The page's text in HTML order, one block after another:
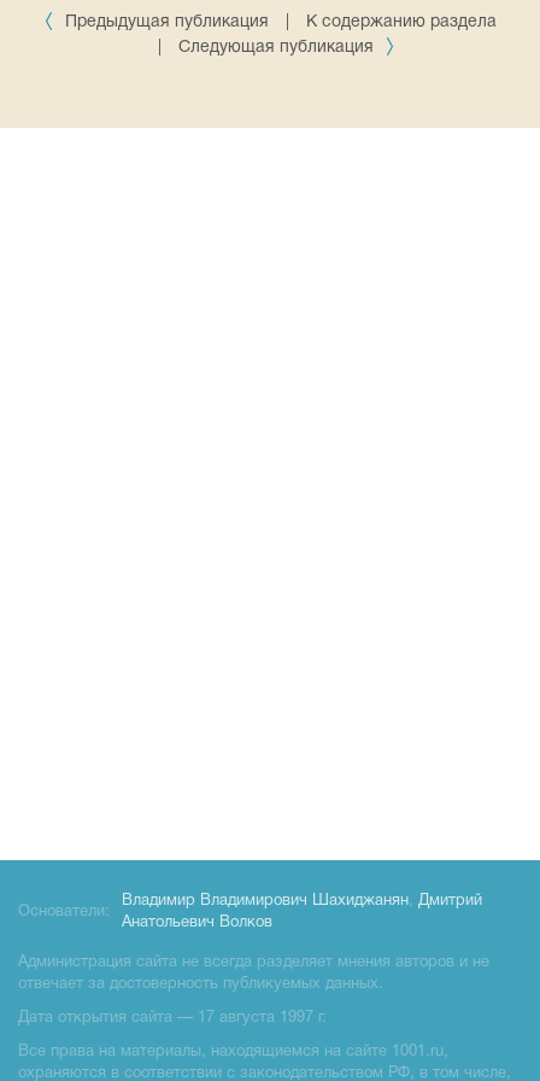
Предыдущая публикация
К содержанию раздела
Следующая публикация
Основатели:
Владимир Владимирович Шахиджанян, Дмитрий
Анатольевич Волков
Администрация сайта не всегда разделяет мнения авторов и не
отвечает за достоверность публикуемых данных.
Дата открытия сайта — 17 августа 1997 г.
Все права на материалы, находящиемся на сайте 1001.ru,
охраняются в соответствии с законодательством РФ, в том числе,